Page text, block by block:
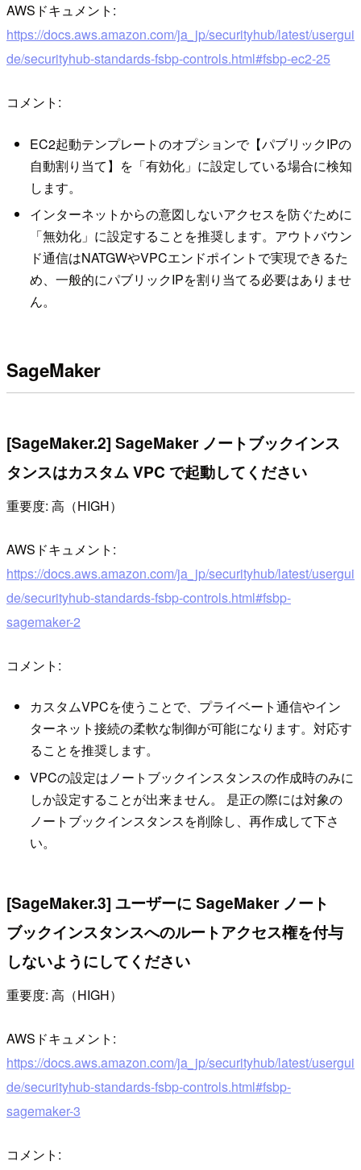
AWSドキュメント:
https://docs.aws.amazon.com/ja_jp/securityhub/latest/usergui
de/securityhub-standards-fsbp-controls.html#fsbp-ec2-25
コメント:
EC2起動テンプレートのオプションで【パブリックIPの
自動割り当て】を「有効化」に設定している場合に検知
します。
インターネットからの意図しないアクセスを防ぐために
「無効化」に設定することを推奨します。アウトバウン
ド通信はNATGWやVPCエンドポイントで実現できるた
め、一般的にパブリックIPを割り当てる必要はありませ
ん。
SageMaker
[SageMaker.2] SageMaker ノートブックインス
タンスはカスタム VPC で起動してください
重要度: 高（HIGH）
AWSドキュメント:
https://docs.aws.amazon.com/ja_jp/securityhub/latest/usergui
de/securityhub-standards-fsbp-controls.html#fsbp-
sagemaker-2
コメント:
カスタムVPCを使うことで、プライベート通信やイン
ターネット接続の柔軟な制御が可能になります。対応す
ることを推奨します。
VPCの設定はノートブックインスタンスの作成時のみに
しか設定することが出来ません。 是正の際には対象の
ノートブックインスタンスを削除し、再作成して下さ
い。
[SageMaker.3] ユーザーに SageMaker ノート
ブックインスタンスへのルートアクセス権を付与
しないようにしてください
重要度: 高（HIGH）
AWSドキュメント:
https://docs.aws.amazon.com/ja_jp/securityhub/latest/usergui
de/securityhub-standards-fsbp-controls.html#fsbp-
sagemaker-3
コメント: